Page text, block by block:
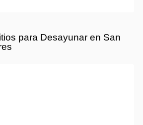
para Desayunar en San